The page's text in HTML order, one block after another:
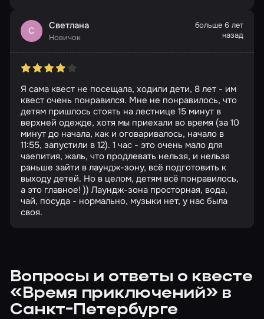
С Светлана
Новичок
больше 6 лет
назад
Я сама квест не посещала, ходили дети, 8 лет - им
квест очень понравился. Мне не понравилось, что
детям пришлось стоять на лестнице 15 минут в
верхней одежде, хотя мы приехали во время (за 10
минут до начала, как и оговаривалось, начало в
11:55, запустили в 12). 1 час - это очень мало для
чаепития, жаль, что продлевать нельзя, и нельзя
раньше зайти в лаундж-зону, всё подготовить к
выходу детей. Но в целом, детям всё понравилось,
а это главное! )) Лаундж-зона просторная, вода,
чай, посуда - нормально, музыки нет, у нас была
своя.
Вопросы и ответы о квесте
«Время приключений» в
Санкт-Петербурге